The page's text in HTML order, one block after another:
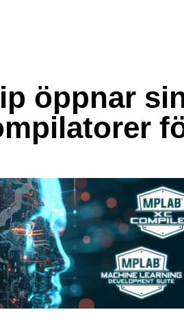
öppnar